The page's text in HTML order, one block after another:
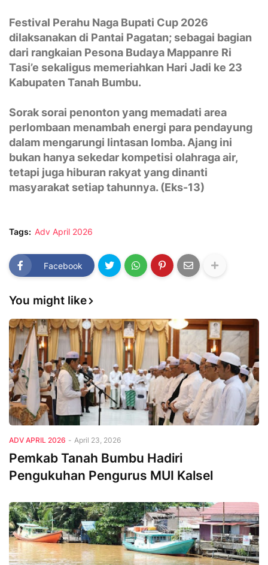
Festival Perahu Naga Bupati Cup 2026
dilaksanakan di Pantai Pagatan; sebagai bagian
dari rangkaian Pesona Budaya Mappanre Ri
Tasi’e sekaligus memeriahkan Hari Jadi ke 23
Kabupaten Tanah Bumbu.
Sorak sorai penonton yang memadati area
perlombaan menambah energi para pendayung
dalam mengarungi lintasan lomba. Ajang ini
bukan hanya sekedar kompetisi olahraga air,
tetapi juga hiburan rakyat yang dinanti
masyarakat setiap tahunnya. (Eks-13)
Tags: Adv April 2026
Facebook
You might like
ADV APRIL 2026 - April 23, 2026
Pemkab Tanah Bumbu Hadiri
Pengukuhan Pengurus MUI Kalsel